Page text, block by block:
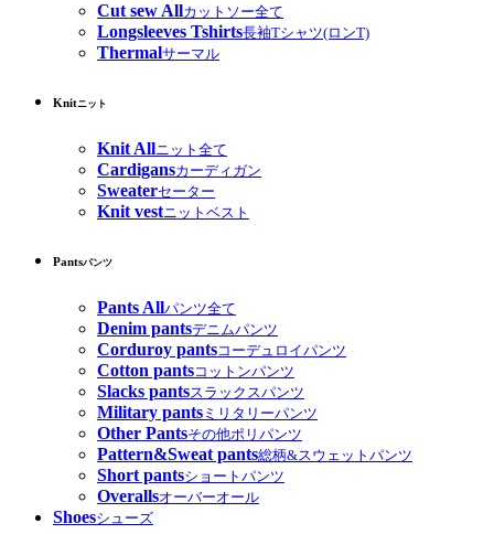
Cut sew Allカットソー全て
Longsleeves Tshirts長袖Tシャツ(ロンT)
Thermalサーマル
Knitニット
Knit Allニット全て
Cardigansカーディガン
Sweaterセーター
Knit vestニットベスト
Pantsパンツ
Pants Allパンツ全て
Denim pantsデニムパンツ
Corduroy pantsコーデュロイパンツ
Cotton pantsコットンパンツ
Slacks pantsスラックスパンツ
Military pants ミリタリーパンツ
Other Pantsその他ポリパンツ
Pattern&Sweat pants総柄&スウェットパンツ
Short pantsショートパンツ
Overallsオーバーオール
Shoesシューズ